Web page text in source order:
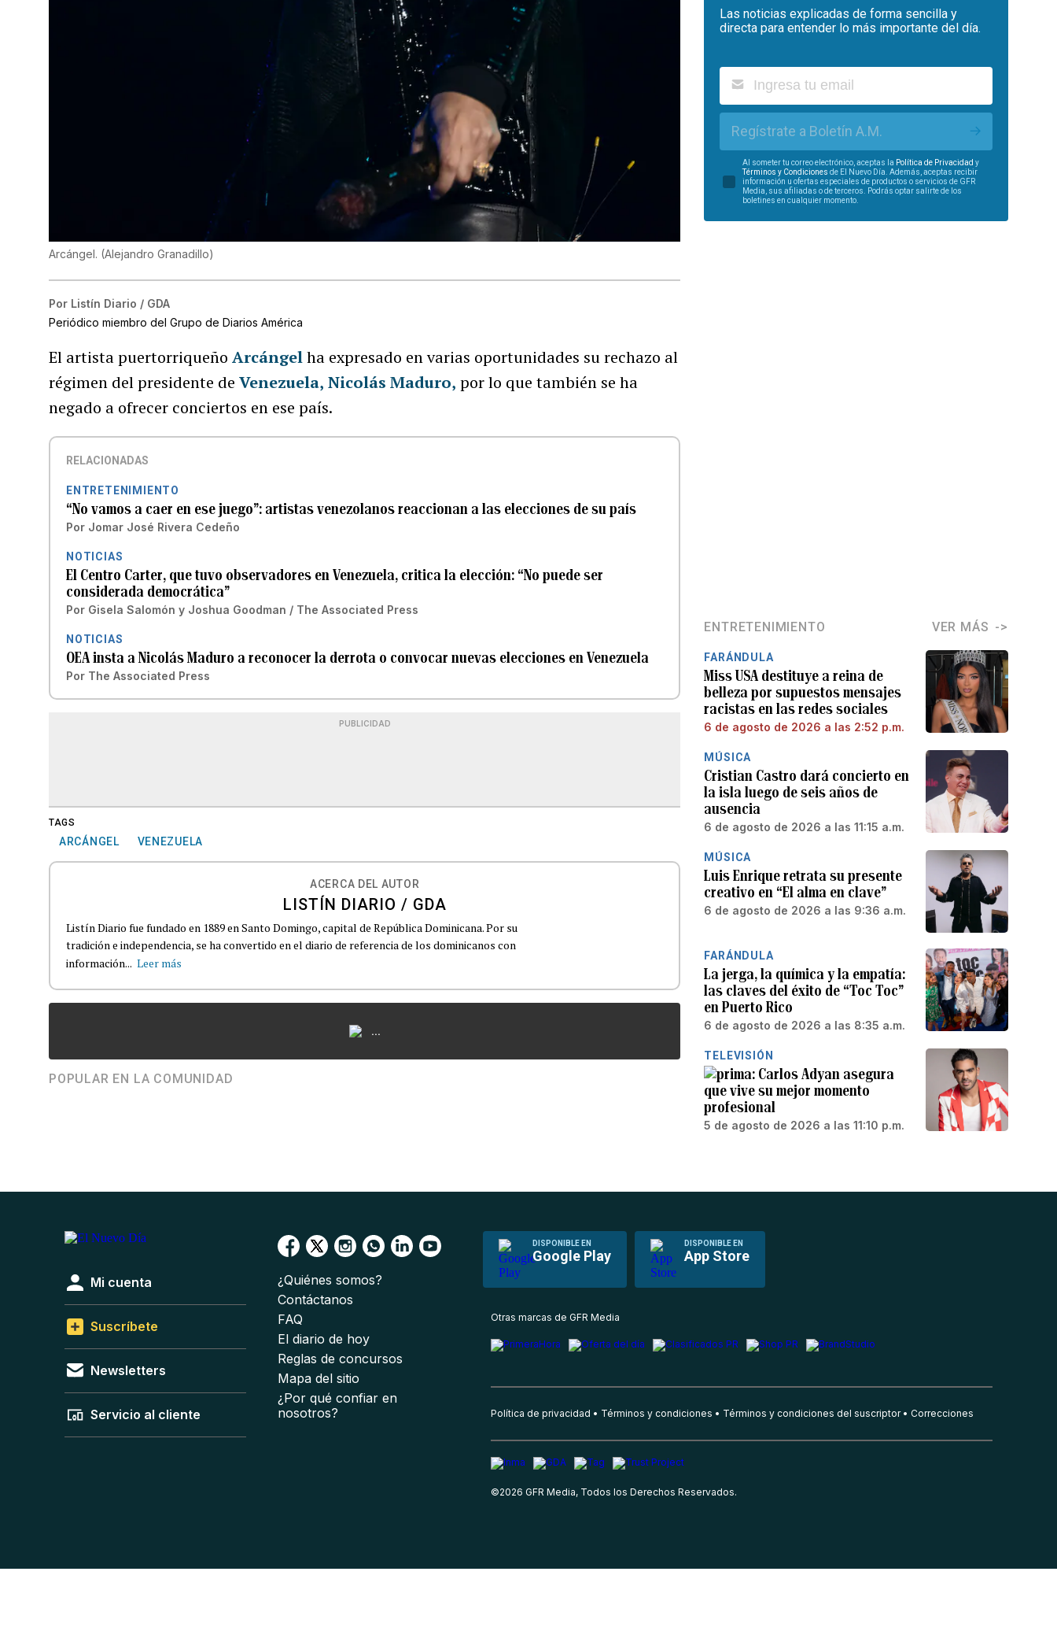
Arcángel. (Alejandro Granadillo)
Por Listín Diario / GDA
Periódico miembro del Grupo de Diarios América
El artista puertorriqueñoArcángelha expresado en varias oportunidades su rechazo al
régimen del presidente deVenezuela, Nicolás Maduro, por lo que también se ha
negado a ofrecer conciertos en ese país.
RELACIONADAS
ENTRETENIMIENTO
“No vamos a caer en ese juego”: artistas venezolanos reaccionan a las elecciones de su país
Por Jomar José Rivera Cedeño
NOTICIAS
El Centro Carter, que tuvo observadores en Venezuela, critica la elección: “No puede ser
considerada democrática”
Por Gisela Salomón y Joshua Goodman / The Associated Press
NOTICIAS
OEA insta a Nicolás Maduro a reconocer la derrota o convocar nuevas elecciones en Venezuela
Por The Associated Press
PUBLICIDAD
TAGS
ARCÁNGEL VENEZUELA
ACERCA DEL AUTOR
LISTÍN DIARIO / GDA
Listín Diario fue fundado en 1889 en Santo Domingo, capital de República Dominicana. Por su
tradición e independencia, se ha convertido en el diario de referencia de los dominicanos con
información... Leer más
...
POPULAR EN LA COMUNIDAD
Las noticias explicadas de forma sencilla y
directa para entender lo más importante del día.
Regístrate a Boletín A.M.
Al someter tu correo electrónico, aceptas la Política de Privacidad y
Términos y Condiciones de El Nuevo Día. Además, aceptas recibir
información u ofertas especiales de productos o servicios de GFR
Media, sus afiliadas o de terceros. Podrás optar salirte de los
boletines en cualquier momento.
ENTRETENIMIENTO VER MÁS
FARÁNDULA
Miss USA destituye a reina de
belleza por supuestos mensajes
racistas en las redes sociales
6 de agosto de 2026 a las 2:52 p.m.
MÚSICA
Cristian Castro dará concierto en
la isla luego de seis años de
ausencia
6 de agosto de 2026 a las 11:15 a.m.
MÚSICA
Luis Enrique retrata su presente
creativo en “El alma en clave”
6 de agosto de 2026 a las 9:36 a.m.
FARÁNDULA
La jerga, la química y la empatía:
las claves del éxito de “Toc Toc”
en Puerto Rico
6 de agosto de 2026 a las 8:35 a.m.
TELEVISIÓN
Carlos Adyan asegura
que vive su mejor momento
profesional
5 de agosto de 2026 a las 11:10 p.m.
DISPONIBLE EN
Google Play
DISPONIBLE EN
App Store
Mi cuenta
Suscríbete
Newsletters
Servicio al cliente
¿Quiénes somos?
Contáctanos
FAQ
El diario de hoy
Reglas de concursos
Mapa del sitio
¿Por qué confiar en
nosotros?
Otras marcas de GFR Media
Política de privacidad Términos y condiciones Términos y condiciones del suscriptor Correcciones
©2026 GFR Media, Todos los Derechos Reservados.